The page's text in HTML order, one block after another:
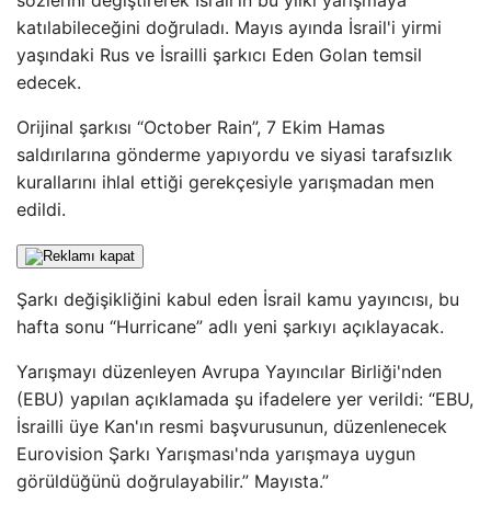
katılabileceğini doğruladı. Mayıs ayında İsrail'i yirmi
yaşındaki Rus ve İsrailli şarkıcı Eden Golan temsil
edecek.
Orijinal şarkısı “October Rain”, 7 Ekim Hamas
saldırılarına gönderme yapıyordu ve siyasi tarafsızlık
kurallarını ihlal ettiği gerekçesiyle yarışmadan men
edildi.
Şarkı değişikliğini kabul eden İsrail kamu yayıncısı, bu
hafta sonu “Hurricane” adlı yeni şarkıyı açıklayacak.
Yarışmayı düzenleyen Avrupa Yayıncılar Birliği'nden
(EBU) yapılan açıklamada şu ifadelere yer verildi: “EBU,
İsrailli üye Kan'ın resmi başvurusunun, düzenlenecek
Eurovision Şarkı Yarışması'nda yarışmaya uygun
görüldüğünü doğrulayabilir.” Mayısta.”